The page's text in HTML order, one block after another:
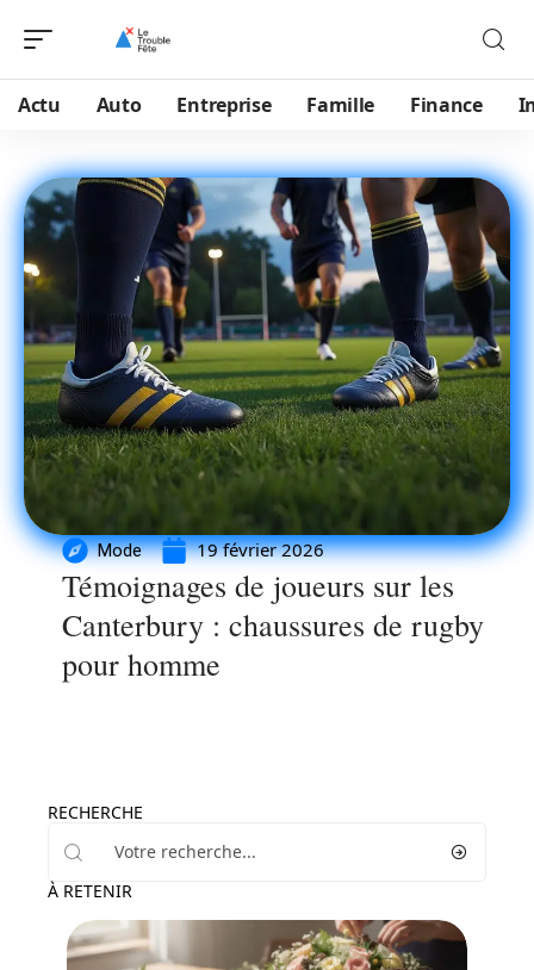
Actu Auto Entreprise Famille Finance
Mode 19 février 2026
Témoignages de joueurs sur les
Canterbury : chaussures de rugby
pour homme
RECHERCHE
À RETENIR